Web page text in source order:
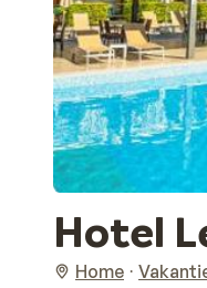
Hotel
Home